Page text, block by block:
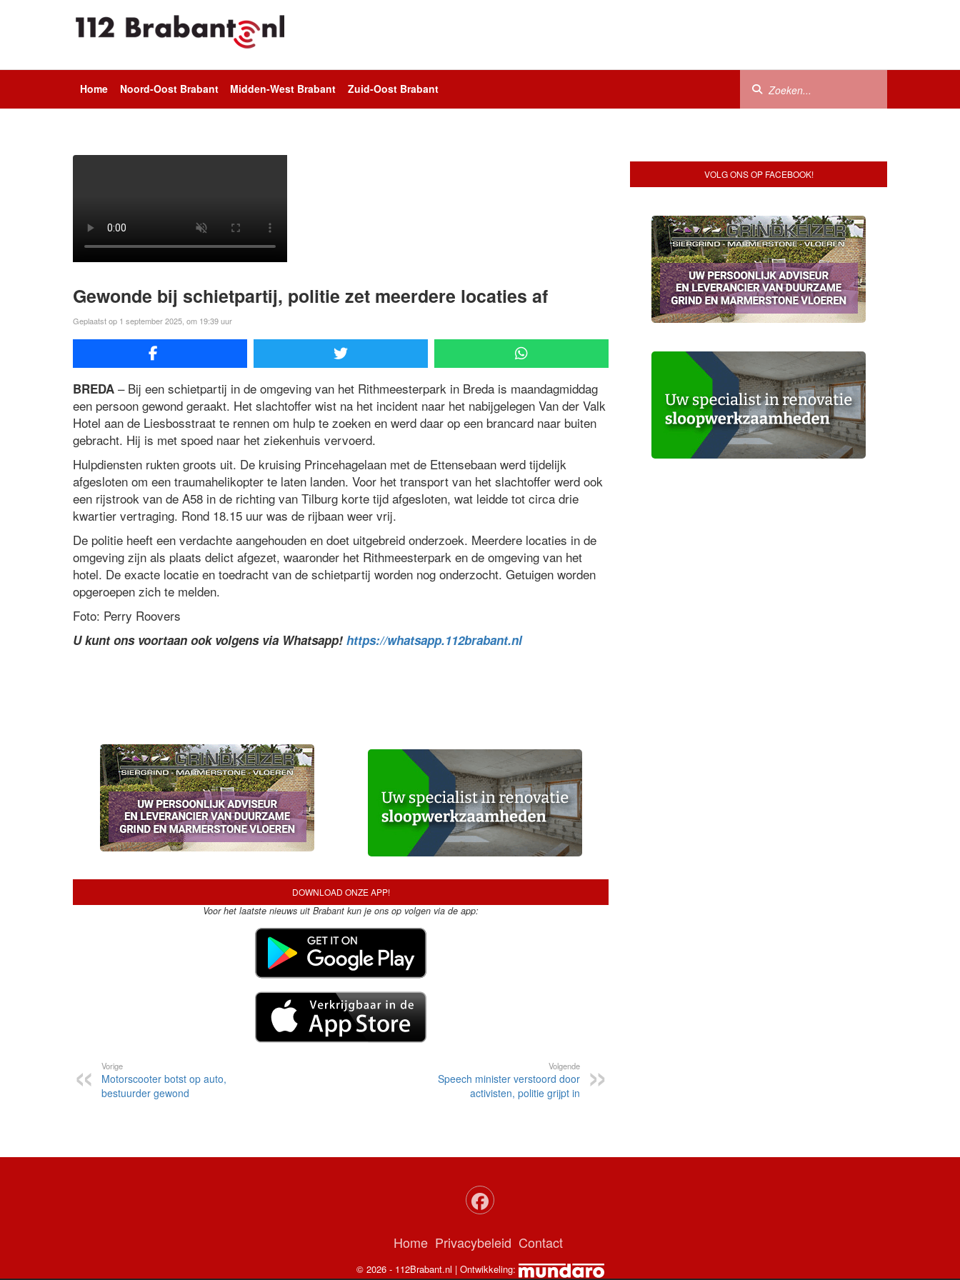
Home Noord-Oost Brabant Midden-West Brabant Zuid-Oost Brabant
Gewonde bij schietpartij, politie zet meerdere locaties af
Geplaatst op 1 september 2025, om 19:39 uur
BREDA – Bij een schietpartij in de omgeving van het Rithmeesterpark in Breda is maandagmiddag
een persoon gewond geraakt. Het slachtoffer wist na het incident naar het nabijgelegen Van der Valk
Hotel aan de Liesbosstraat te rennen om hulp te zoeken en werd daar op een brancard naar buiten
gebracht. Hij is met spoed naar het ziekenhuis vervoerd.
Hulpdiensten rukten groots uit. De kruising Princehagelaan met de Ettensebaan werd tijdelijk
afgesloten om een traumahelikopter te laten landen. Voor het transport van het slachtoffer werd ook
een rijstrook van de A58 in de richting van Tilburg korte tijd afgesloten, wat leidde tot circa drie
kwartier vertraging. Rond 18.15 uur was de rijbaan weer vrij.
De politie heeft een verdachte aangehouden en doet uitgebreid onderzoek. Meerdere locaties in de
omgeving zijn als plaats delict afgezet, waaronder het Rithmeesterpark en de omgeving van het
hotel. De exacte locatie en toedracht van de schietpartij worden nog onderzocht. Getuigen worden
opgeroepen zich te melden.
Foto: Perry Roovers
U kunt ons voortaan ook volgens via Whatsapp! https://whatsapp.112brabant.nl
DOWNLOAD ONZE APP!
Voor het laatste nieuws uit Brabant kun je ons op volgen via de app:
Vorige
Motorscooter botst op auto,
bestuurder gewond
Volgende
Speech minister verstoord door
activisten, politie grijpt in
VOLG ONS OP FACEBOOK!
Home Privacybeleid Contact
© 2026 - 112Brabant.nl | Ontwikkeling: